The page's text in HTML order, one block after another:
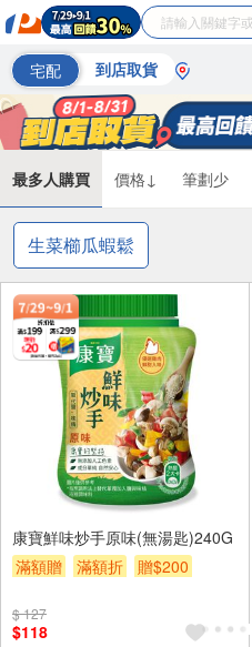
宅配 到店取貨
最多人購買 價格↓ 筆劃少
生菜櫛瓜蝦鬆
康寶鮮味炒手原味(無湯匙)240G
滿額贈
滿額折 贈$200
$ 127
$118